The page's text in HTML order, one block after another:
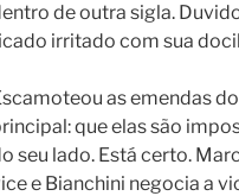
de outra sigla.
irritado com sua
as emendas
que elas são
seu lado. Está certo.
e Bianchini negocia a